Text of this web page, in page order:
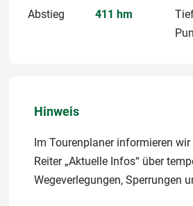
Abstieg 411 hm
Hinweis
Im Tourenplaner informieren
Reiter „Aktuelle Infos“ über
Wegeverlegungen, Sperrungen